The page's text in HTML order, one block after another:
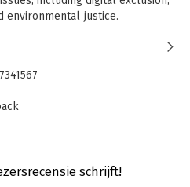
environmental justice.
schrijft!